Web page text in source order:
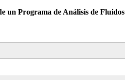
un Programa de Análisis de Fluidos